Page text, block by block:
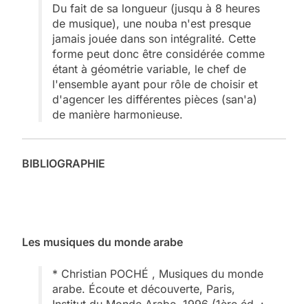
Du fait de sa longueur (jusqu à 8 heures
de musique), une nouba n'est presque
jamais jouée dans son intégralité. Cette
forme peut donc être considérée comme
étant à géométrie variable, le chef de
l'ensemble ayant pour rôle de choisir et
d'agencer les différentes pièces (san'a)
de manière harmonieuse.
BIBLIOGRAPHIE
Les musiques du monde arabe
* Christian POCHÉ , Musiques du monde
arabe. Écoute et découverte, Paris,